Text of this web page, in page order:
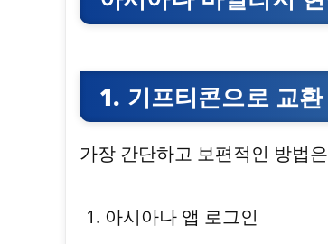
1. 기프티콘으로 교
가장 간단하고 보편적인 방법
아시아나 앱 로그인